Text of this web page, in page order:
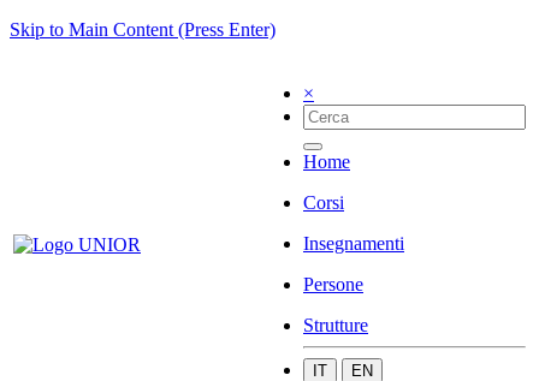
Skip to Main Content (Press Enter)
×
Home
Corsi
Insegnamenti
Persone
Strutture
IT EN